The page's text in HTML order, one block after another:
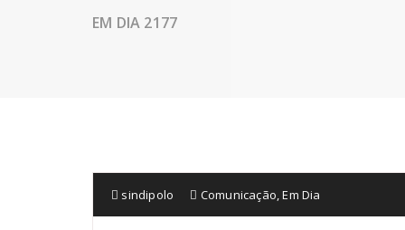
EM DIA 2177
sindipolo Comunicação,Em Dia